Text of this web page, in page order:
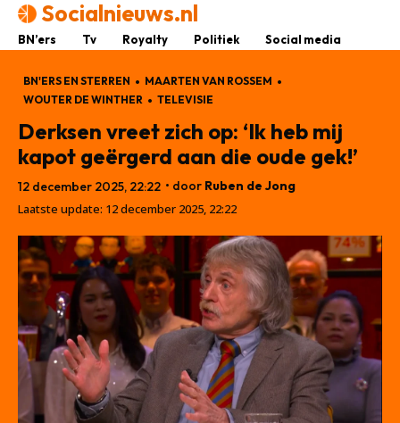
Socialnieuws.nl
BN’ers Tv Royalty Politiek Social media
BN'ERS EN STERREN
MAARTEN VAN ROSSEM
WOUTER DE WINTHER
TELEVISIE
Derksen vreet zich op: ‘Ik heb mij
kapot geërgerd aan die oude gek!’
12 december 2025, 22:22 • door Ruben de Jong
Laatste update: 12 december 2025, 22:22